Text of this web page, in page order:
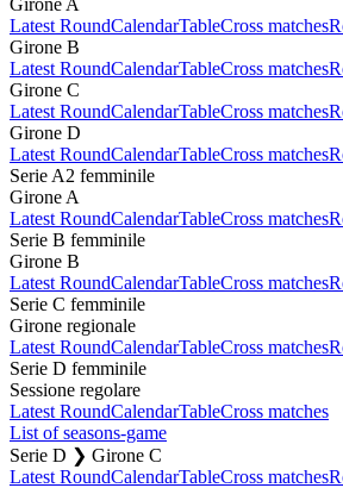
Latest RoundCalendarTableCross matches
Girone B
Latest RoundCalendarTableCross matches
Girone C
Latest RoundCalendarTableCross matches
Girone D
Latest RoundCalendarTableCross matches
Serie A2 femminile
Girone A
Latest RoundCalendarTableCross matches
Serie B femminile
Girone B
Latest RoundCalendarTableCross matches
Serie C femminile
Girone regionale
Latest RoundCalendarTableCross matches
Serie D femminile
Sessione regolare
Latest RoundCalendarTableCross matches
List of seasons-game
Serie D ❯ Girone C
Latest RoundCalendarTableCross matches